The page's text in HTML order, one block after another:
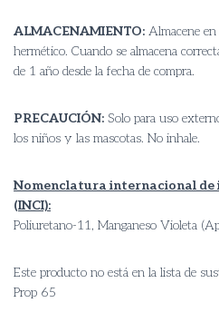
ALMACENAMIENTO: Almacene
hermético. Cuando se almacena
de 1 año desde la fecha de compra.
PRECAUCIÓN: Solo para uso
los niños y las mascotas. No inhale.
Nomenclatura internacional de
(INCI):
Poliuretano-11, Manganeso Violeta
Este producto no está en la lista de
Prop 65